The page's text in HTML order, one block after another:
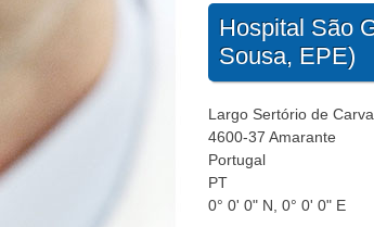
Hospital São
Sousa, EPE)
Largo Sertório de
4600-37 Amarante
Portugal
PT
0° 0' 0" N, 0° 0' 0" E